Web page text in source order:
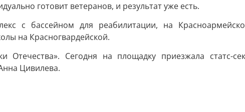
готовит ветеранов, и результат уже есть.
с бассейном для реабилитации, на
на Красногвардейской.
Отечества». Сегодня на площадку приезжала статс-
Цивилева.